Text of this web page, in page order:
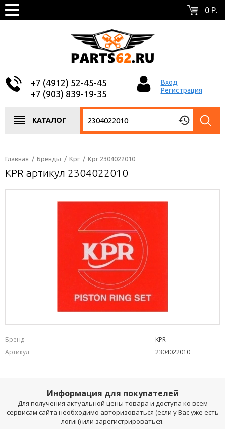
0 Р.
+7 (4912) 52-45-45
+7 (903) 839-19-35
Вход
Регистрация
КАТАЛОГ
Главная / Бренды / Kpr / Kpr 2304022010
KPR артикул 2304022010
Бренд
KPR
Артикул
2304022010
Информация для покупателей
Для получения актуальной цены товара и доступа ко всем
сервисам сайта необходимо авторизоваться (если у Вас уже есть
логин) или зарегистрироваться.